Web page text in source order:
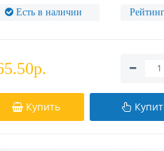
Есть в наличии
Купить